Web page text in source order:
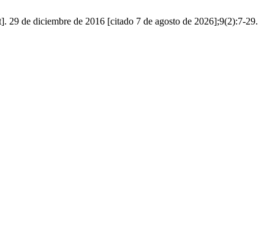
de diciembre de 2016 [citado 7 de agosto de 2026];9(2):7-29.